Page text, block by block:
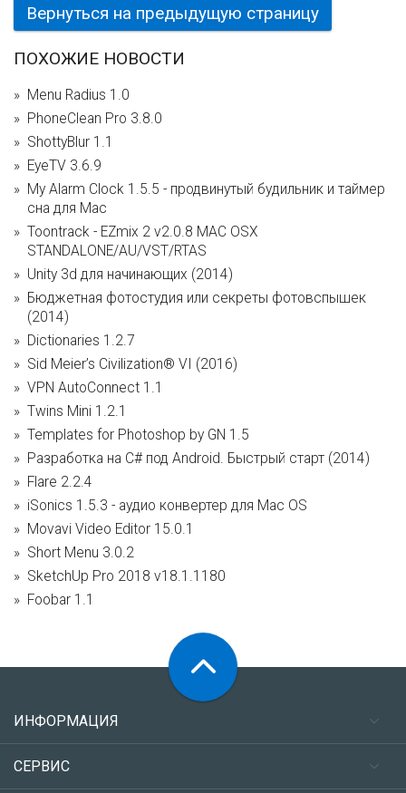
Вернуться на предыдущую страницу
ПОХОЖИЕ НОВОСТИ
Menu Radius 1.0
PhoneClean Pro 3.8.0
ShottyBlur 1.1
EyeTV 3.6.9
My Alarm Clock 1.5.5 - продвинутый будильник и таймер
сна для Mac
Toontrack - EZmix 2 v2.0.8 MAC OSX
STANDALONE/AU/VST/RTAS
Unity 3d для начинающих (2014)
Бюджетная фотостудия или секреты фотовспышек
(2014)
Dictionaries 1.2.7
Sid Meier’s Civilization® VI (2016)
VPN AutoConnect 1.1
Twins Mini 1.2.1
Templates for Photoshop by GN 1.5
Разработка на C# под Android. Быстрый старт (2014)
Flare 2.2.4
iSonics 1.5.3 - аудио конвертер для Mac OS
Movavi Video Editor 15.0.1
Short Menu 3.0.2
SketchUp Pro 2018 v18.1.1180
Foobar 1.1
ИНФОРМАЦИЯ
СЕРВИС